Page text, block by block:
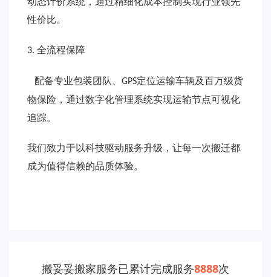
性价比。
3. 全流程保障
配备专业包装团队、 GPS定位运输车辆及百万级货
物保险，通过数字化管理系统实现运输节点可视化
追踪。
我们致力于以科技驱动服务升级，让每一次搬迁都
成为值得信赖的品质体验。
搬妥妥搬家服务已累计完成服务8888次